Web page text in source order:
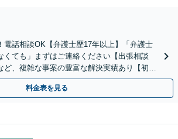
電話相談OK【弁護士歴17年以上】「弁護士
くても」まずはご連絡ください【出張相談
ど、複雑な事案の豊富な解決実績あり【初回
で解決できるケースもあります
料金表を見る